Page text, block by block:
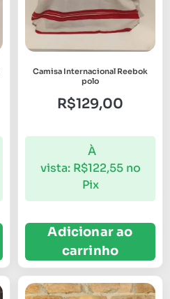
Camisa Internacional Reebok
polo
R$129,00
À
vista: R$122,55 no
Pix
Adicionar ao
carrinho